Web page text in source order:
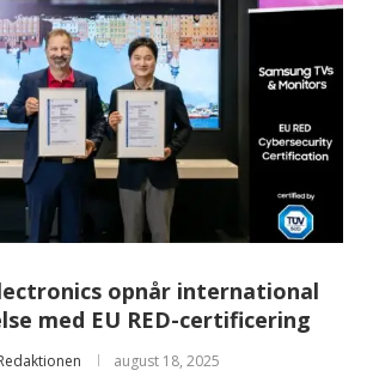
opnår international
med EU RED-certificering
august 18, 2025